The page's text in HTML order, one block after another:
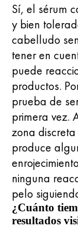
Sí, el sérum
y bien
cabelludo
tener en
puede
productos.
prueba de
primera vez.
zona
produce
ninguna
pelo
¿Cuánto
resultados